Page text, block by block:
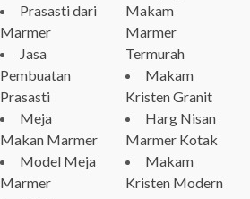
Prasasti dari
Marmer
Jasa
Pembuatan
Prasasti
Meja
Makan Marmer
Model Meja
Marmer
Makam
Marmer
Termurah
Makam
Kristen Granit
Harg Nisan
Marmer Kotak
Makam
Kristen Modern